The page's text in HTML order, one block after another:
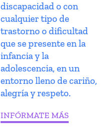
discapacidad o con
cualquier tipo de
trastorno o dificultad
que se presente en la
infancia y la
adolescencia, en un
entorno lleno de cariño,
alegría y respeto.
INFÓRMATE MÁS